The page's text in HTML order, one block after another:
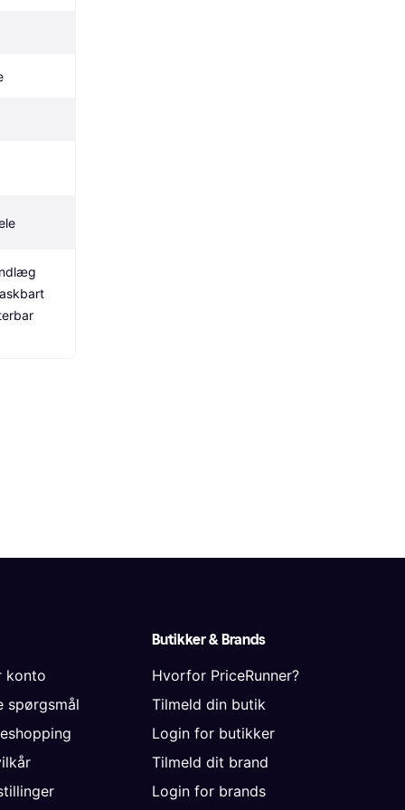
konto
spørgsmål
Butikker & Brands
Hvorfor PriceRunner?
Tilmeld din butik
Login for butikker
Tilmeld dit brand
Login for brands